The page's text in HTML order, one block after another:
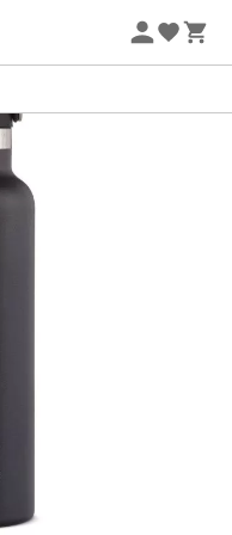
-5% Extra - Code Summer5